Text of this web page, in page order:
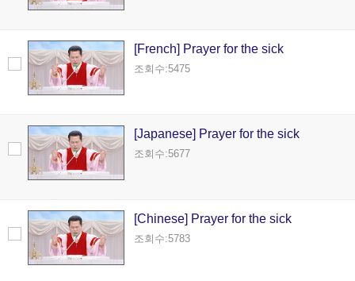
[French] Prayer for the sick
조회수:5475
[Japanese] Prayer for the sick
조회수:5677
[Chinese] Prayer for the sick
조회수:5783